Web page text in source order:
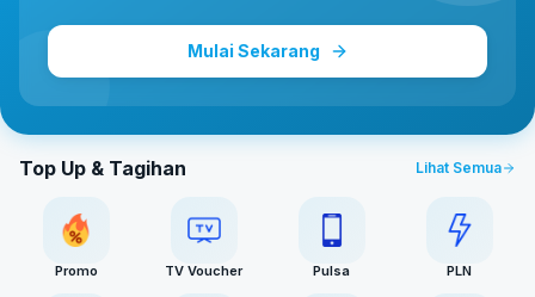
Mulai Sekarang
Top Up & Tagihan Lihat Semua
Promo TV Voucher Pulsa PLN